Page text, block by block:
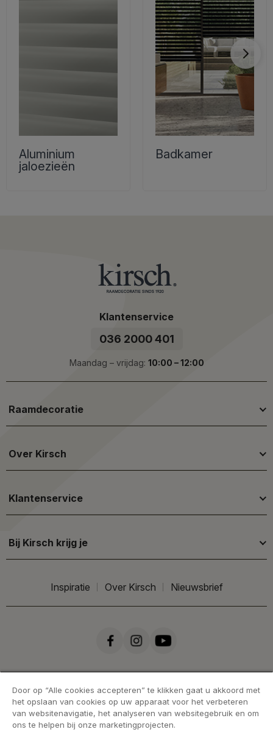
Aluminium
jaloezieën
Badkamer
Klantenservice
036 2000 401
Maandag – vrijdag: 10:00 – 12:00
Raamdecoratie
Over Kirsch
Klantenservice
Bij Kirsch krijg je
Inspiratie Over Kirsch Nieuwsbrief
Door op “Alle cookies accepteren” te klikken gaat u akkoord met
het opslaan van cookies op uw apparaat voor het verbeteren
van websitenavigatie, het analyseren van websitegebruik en om
ons te helpen bij onze marketingprojecten.